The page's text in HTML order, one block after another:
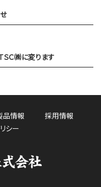
Ｃ㈱に変ります
品情報
採用情報
シー